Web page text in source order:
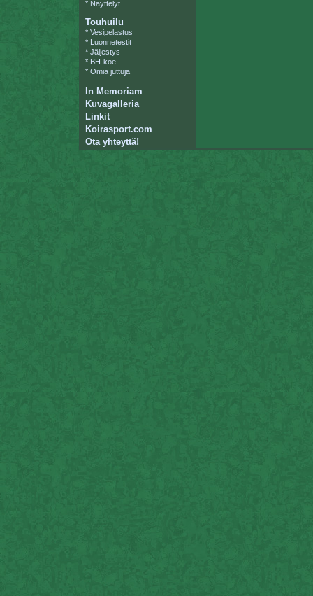
* Näyttelyt
Touhuilu
* Vesipelastus
* Luonnetestit
* Jäljestys
* BH-koe
* Omia juttuja
In Memoriam
Kuvagalleria
Linkit
Koirasport.com
Ota yhteyttä!